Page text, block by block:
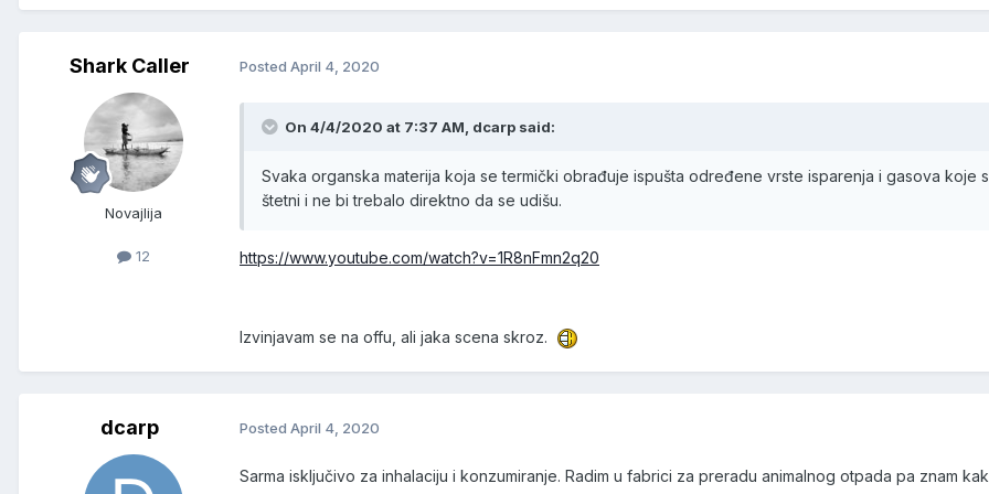
Shark Caller
Novajlija
12
Posted April 4, 2020
On 4/4/2020 at 7:37 AM, dcarp said:
Svaka organska materija koja se termički obrađuje ispušta određene vrste isparenja i gasova koje
štetni i ne bi trebalo direktno da se udišu.
https://www.youtube.com/watch?v=1R8nFmn2q20
Izvinjavam se na offu, ali jaka scena skroz.
dcarp Posted April 4, 2020
Sarma isključivo za inhalaciju i konzumiranje. Radim u fabrici za preradu animalnog otpada pa znam